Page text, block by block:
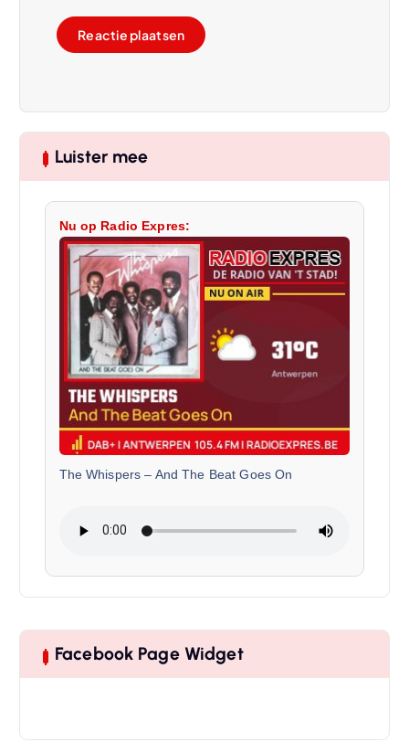
Luister mee
Nu op Radio Expres:
The Whispers – And The Beat Goes On
Facebook Page Widget